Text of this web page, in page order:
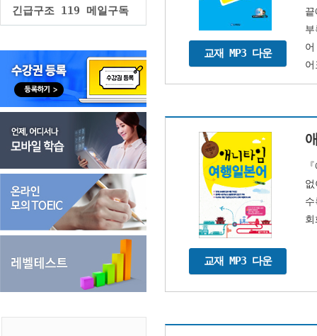
긴급구조 119 메일구독
교재 MP3 다운
교재 MP3 다운